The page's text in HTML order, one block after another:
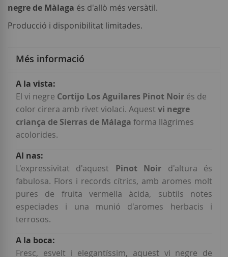
negre de Màlaga és d'allò més versàtil.
Producció i disponibilitat limitades.
Més informació
Més
informació
El vi negre Cortijo Los Aguilares Pinot Noir és de
color cirera amb rivet violaci. Aquest vi negre
criança de Sierras de Málaga forma llàgrimes
acolorides.
L'expressivitat d'aquest Pinot Noir d'altura és
fabulosa. Flors i records cítrics, amb aromes molt
pures de fruita vermella àcida, subtils notes
especiades i una munió d'aromes herbacis i
terrosos.
Fresc, esvelt i elegantíssim, aquest vi negre de